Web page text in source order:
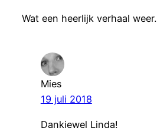
Wat een heerlijk verhaal weer.
Mies
19 juli 2018
Dankjewel Linda!